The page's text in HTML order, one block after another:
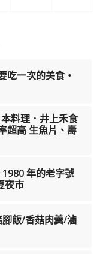
吃一次的美食‧
料理．井上禾食
超高 生魚片、壽
年的老字號
夜市
飯/香菇肉羹/滷